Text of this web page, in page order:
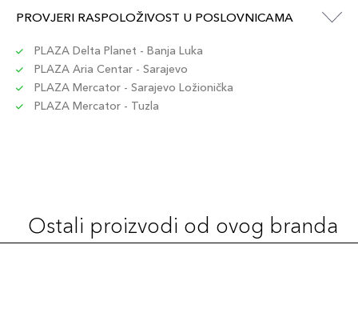
30ml / 430C
3614273792721
135,00 KM
30ml / 245C
Šifra artikla
PROVJERI RASPOLOŽIVOST U POSLOVNICAMA
PLAZA Delta Planet - Banja Luka
PLAZA Aria Centar - Sarajevo
PLAZA Mercator - Sarajevo Ložionička
PLAZA Mercator - Tuzla
Ostali proizvodi od ovog branda